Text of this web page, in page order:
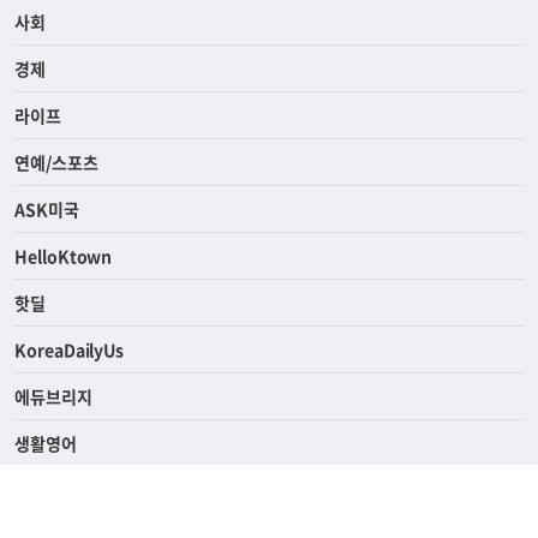
사회
경제
라이프
연예/스포츠
ASK미국
HelloKtown
핫딜
KoreaDailyUs
에듀브리지
생활영어